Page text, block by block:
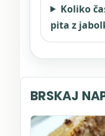
Koliko
pita z
BRSKAJ